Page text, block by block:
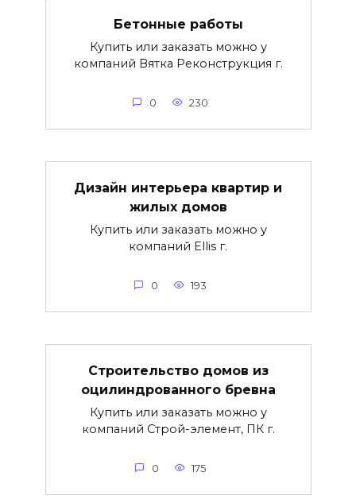
Бетонные работы
Купить или заказать можно у
компаний Вятка Реконструкция г.
0 230
Дизайн интерьера квартир и
жилых домов
Купить или заказать можно у
компаний Ellis г.
0 193
Строительство домов из
оцилиндрованного бревна
Купить или заказать можно у
компаний Строй-элемент, ПК г.
0 175